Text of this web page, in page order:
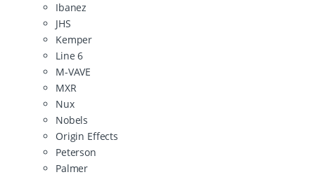
Ibanez
JHS
Kemper
Line 6
M-VAVE
MXR
Nux
Nobels
Origin Effects
Peterson
Palmer